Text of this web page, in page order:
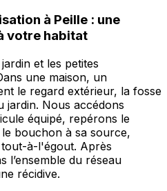
à Peille : une
votre habitat
et les petites
une maison, un
le regard extérieur, la fosse
jardin. Nous accédons
équipé, repérons le
bouchon à sa source,
à-l'égout. Après
l’ensemble du réseau
récidive.